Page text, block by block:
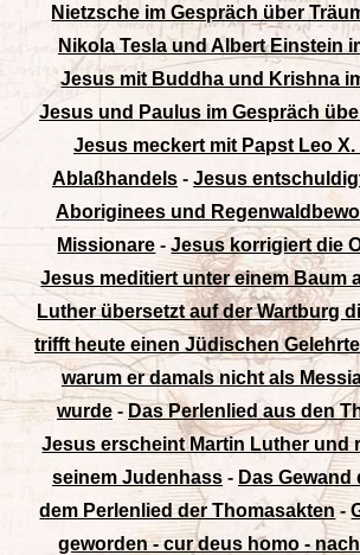
Nietzsche im Gespräch über
Nikola Tesla und Albert Einstein
Jesus mit Buddha und Krishna
Jesus und Paulus im Gespräch
Jesus meckert mit Papst Leo
Ablaßhandels- Jesus
Aboriginees und
Missionare -Jesus korrigiert die
Jesus meditiert unter einem Baum
Luther übersetzt auf der Wartburg
trifft heute einen Jüdischen
warum er damals nicht als
wurde-Das Perlenlied aus den
Jesus erscheint Martin Luther und
seinem Judenhass- Das Gewand
dem Perlenlied der Thomasakten-
geworden - cur deus homo -